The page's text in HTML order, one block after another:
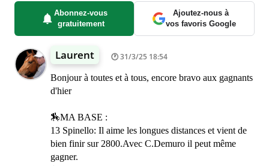
Abonnez-vous
gratuitement
Ajoutez-nous à
vos favoris Google
Laurent 31/3/25 18:54
Bonjour à toutes et à tous, encore bravo aux gagnants
d'hier
🏇MA BASE :
13 Spinello: Il aime les longues distances et vient de
bien finir sur 2800.Avec C.Demuro il peut même
gagner.